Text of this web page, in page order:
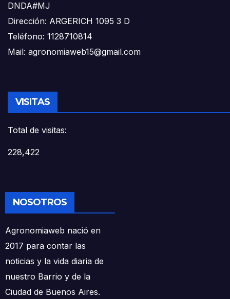
DNDA#MJ
Dirección: ARGERICH 1095 3 D
Teléfono: 1128710814
Mail: agronomiaweb15@gmail.com
VISITAS
Total de visitas:
228,422
NOSOTROS
Agronomiaweb nació en
2017 para contar las
noticias y la vida diaria de
nuestro Barrio y de la
Ciudad de Buenos Aires.